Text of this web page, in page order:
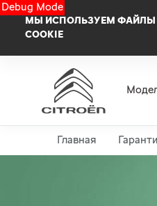
Debug Mode
МЫ ИСПОЛЬЗУЕМ ФАЙЛЫ
COOKIE
Главная